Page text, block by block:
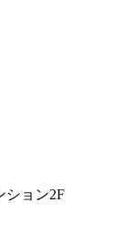
ション2F